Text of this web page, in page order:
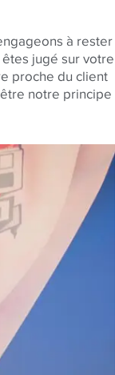
à rester
jugé sur votre
proche du client
notre principe